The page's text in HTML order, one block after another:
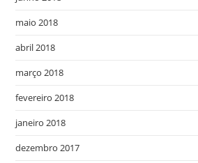
maio 2018
abril 2018
março 2018
fevereiro 2018
janeiro 2018
dezembro 2017